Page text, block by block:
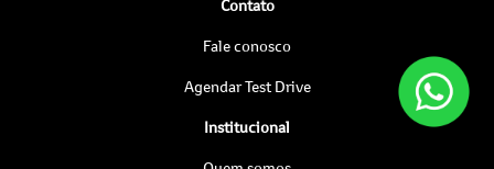
Contato
Fale conosco
Agendar Test Drive
Institucional